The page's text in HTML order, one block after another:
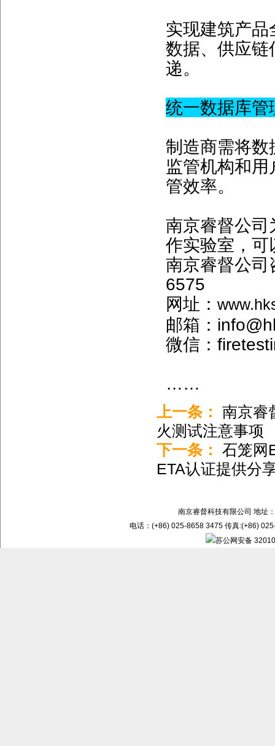
实现建筑产
数据、供应链
递。
统一数据库管
制造商需将数
监管机构和
管效率。
南京睿督公
作实验室，可
南京睿督公
6575
网址：
邮箱：
微信：
……
上一条：
南京睿
火测试注意事项
下一条：
石笼网
ETA认证提供分
南京睿督科技有限公司 地址
电话：(+86) 025-8658 3475 传真:(+86)
苏公网安备